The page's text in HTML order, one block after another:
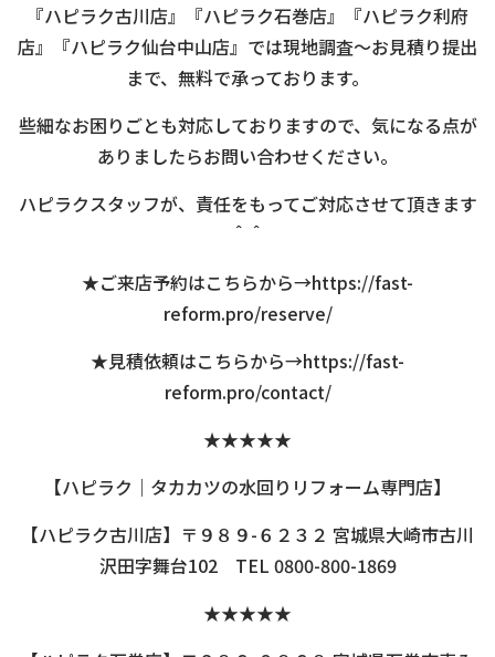
『ハピラク古川店』『ハピラク石巻店』『ハピラク利府
店』『ハピラク仙台中山店』では現地調査～お見積り提出
まで、無料で承っております。
些細なお困りごとも対応しておりますので、気になる点が
ありましたらお問い合わせください。
ハピラクスタッフが、責任をもってご対応させて頂きます
＾＾
★ご来店予約はこちらから→https://fast-
reform.pro/reserve/
★見積依頼はこちらから→https://fast-
reform.pro/contact/
★★★★★
【ハピラク｜タカカツの水回りリフォーム専門店】
【ハピラク古川店】〒９８９-６２３２ 宮城県大崎市古川
沢田字舞台102 TEL 0800-800-1869
★★★★★